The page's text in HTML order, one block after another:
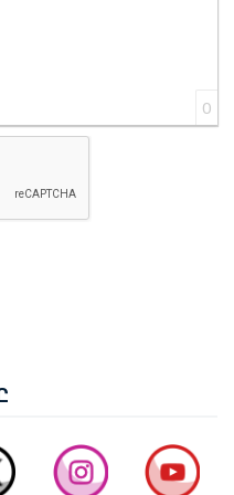
0
ԱԺ ՆԱԽԱԳԱՀ
ԱՍԻԱՅԻ ԵՐԿՐՆԵՐԻ